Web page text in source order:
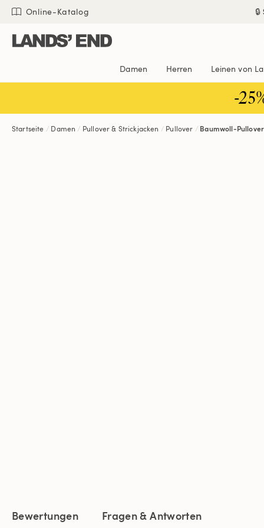
Direkt
Inhalt
Direkt
Navigation
Direkt
Suche
Online-Katalog
Damen Herren Leinen von
-
Startseite Damen Pullover & Strickjacken Pullover Baumwoll-Pullover
Bewertungen Fragen & Antworten